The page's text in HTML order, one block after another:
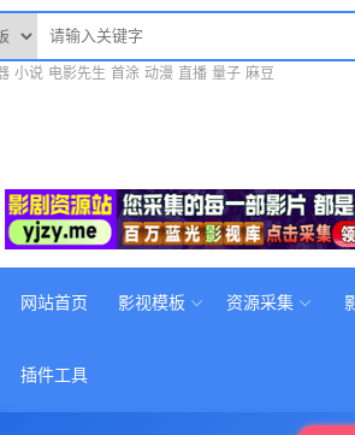
小说 电影先生 首涂 动漫 直播 量子 麻豆
网站首页 影视模板 资源采集
插件工具